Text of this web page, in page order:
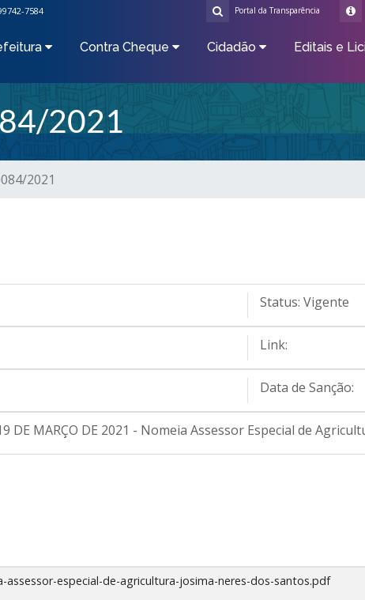
7584 Portal da Transparência
Contra Cheque Cidadão Editais e
2021
2021
Status: Vigente
Link:
Data de Sanção:
DE MARÇO DE 2021 - Nomeia Assessor Especial de
assessor-especial-de-agricultura-josima-neres-dos-santos.pdf